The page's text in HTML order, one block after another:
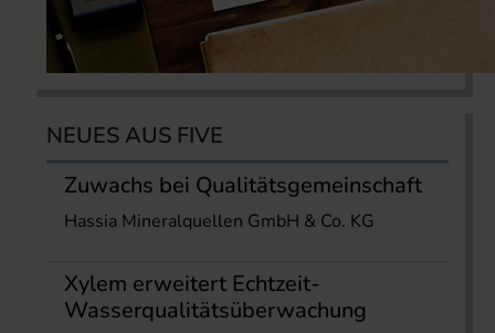
NEUES AUS FIVE
Zuwachs bei Qualitätsgemeinschaft
Hassia Mineralquellen GmbH & Co. KG
Xylem erweitert Echtzeit-
Wasserqualitätsüberwachung